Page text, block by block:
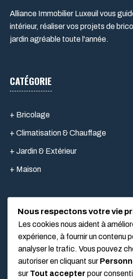
Alliance Immobilier Luxeuil vous
intérieur, réaliser vos projets de
jardin agréable toute l'année.
CATÉGORIE
+ Bricolage
+ Climatisation & Chauffage
+ Jardin & Extérieur
+ Maison
LIEN UTILES
Mentions légales
Nous respectons votre vie
Les cookies nous aident à
expérience, à fournir un contenu
analyser le trafic. Vous pouvez
autoriser en cliquant sur
sur Tout accepter pour